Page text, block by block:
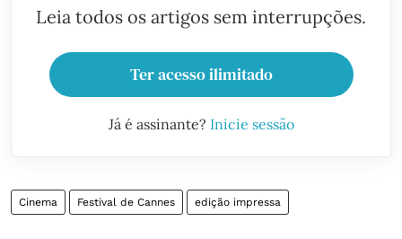
Leia todos os artigos sem interrupções.
Ter acesso ilimitado
Já é assinante? Inicie sessão
Cinema Festival de Cannes edição impressa